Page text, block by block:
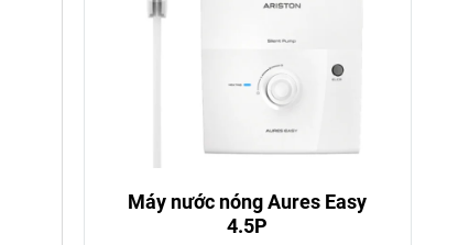
Máy nước nóng Aures Easy
4.5P